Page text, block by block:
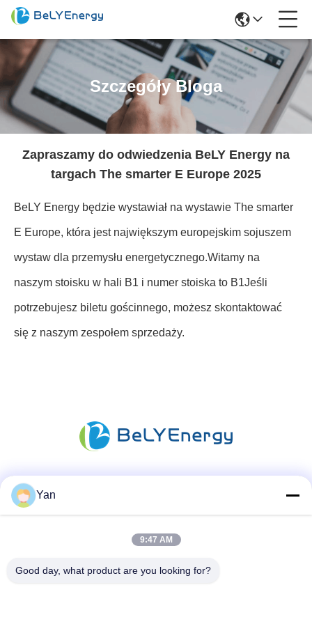
Szczegóły Bloga
Zapraszamy do odwiedzenia BeLY Energy na
targach The smarter E Europe 2025
BeLY Energy będzie wystawiał na wystawie The smarter
E Europe, która jest największym europejskim sojuszem
wystaw dla przemysłu energetycznego.Witamy na
naszym stoisku w hali B1 i numer stoiska to B1Jeśli
potrzebujesz biletu gościnnego, możesz skontaktować
się z naszym zespołem sprzedaży.
Yan
9:47 AM
Good day, what product are you looking for?